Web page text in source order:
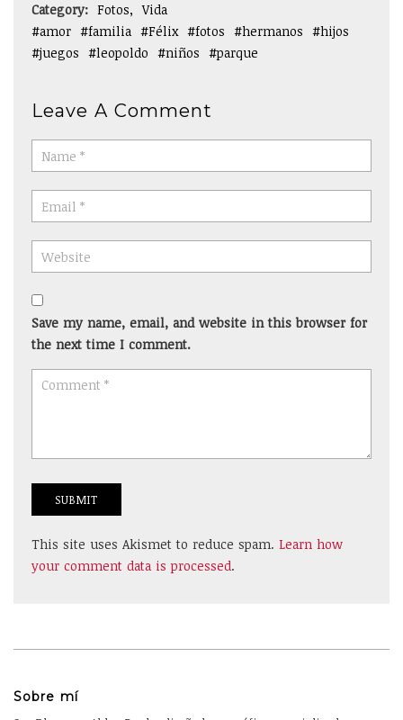
Category: Fotos
Vida
amor
familia Félix fotos hermanos
hijos
juegos
leopoldo niños parque
Leave A Comment
Save my name, email, and website in this browser for
the next time I comment.
This site uses Akismet to reduce spam. Learn how
your comment data is processed.
Sobre mí